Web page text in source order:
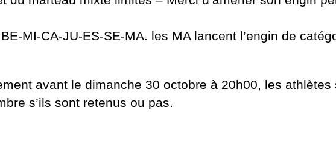
MI-CA-JU-ES-SE-MA. les MA lancent l’engin de
avant le dimanche 30 octobre à 20h00, les athlètes
s’ils sont retenus ou pas.